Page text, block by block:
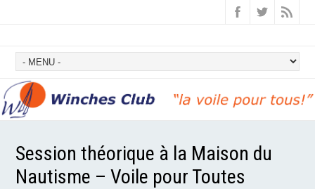
Session théorique à la Maison du
Nautisme – Voile pour Toutes